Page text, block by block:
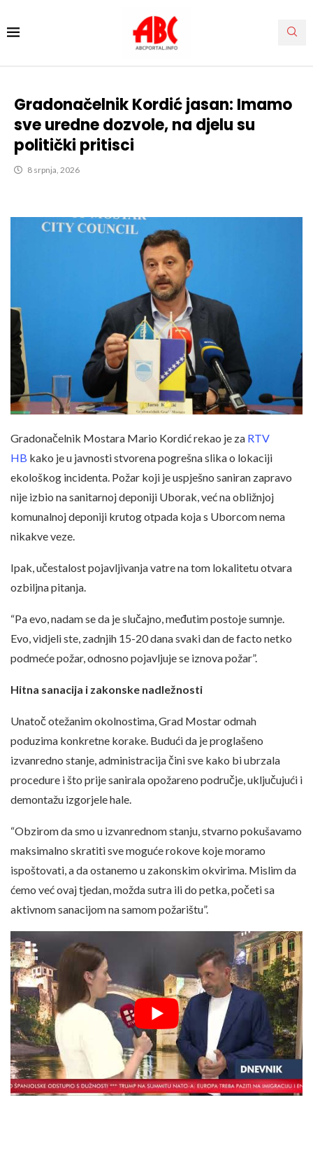
Gradonačelnik Kordić jasan: Imamo
sve uredne dozvole, na djelu su
politički pritisci
8 srpnja, 2026
Gradonačelnik Mostara Mario Kordić rekao je za RTV
HB kako je u javnosti stvorena pogrešna slika o lokaciji
ekološkog incidenta. Požar koji je uspješno saniran zapravo
nije izbio na sanitarnoj deponiji Uborak, već na obližnjoj
komunalnoj deponiji krutog otpada koja s Uborcom nema
nikakve veze.
Ipak, učestalost pojavljivanja vatre na tom lokalitetu otvara
ozbiljna pitanja.
“Pa evo, nadam se da je slučajno, međutim postoje sumnje.
Evo, vidjeli ste, zadnjih 15-20 dana svaki dan de facto netko
podmeće požar, odnosno pojavljuje se iznova požar”.
Hitna sanacija i zakonske nadležnosti
Unatoč otežanim okolnostima, Grad Mostar odmah
poduzima konkretne korake. Budući da je proglašeno
izvanredno stanje, administracija čini sve kako bi ubrzala
procedure i što prije sanirala opožareno područje, uključujući i
demontažu izgorjele hale.
“Obzirom da smo u izvanrednom stanju, stvarno pokušavamo
maksimalno skratiti sve moguće rokove koje moramo
ispoštovati, a da ostanemo u zakonskim okvirima. Mislim da
ćemo već ovaj tjedan, možda sutra ili do petka, početi sa
aktivnom sanacijom na samom požarištu”.